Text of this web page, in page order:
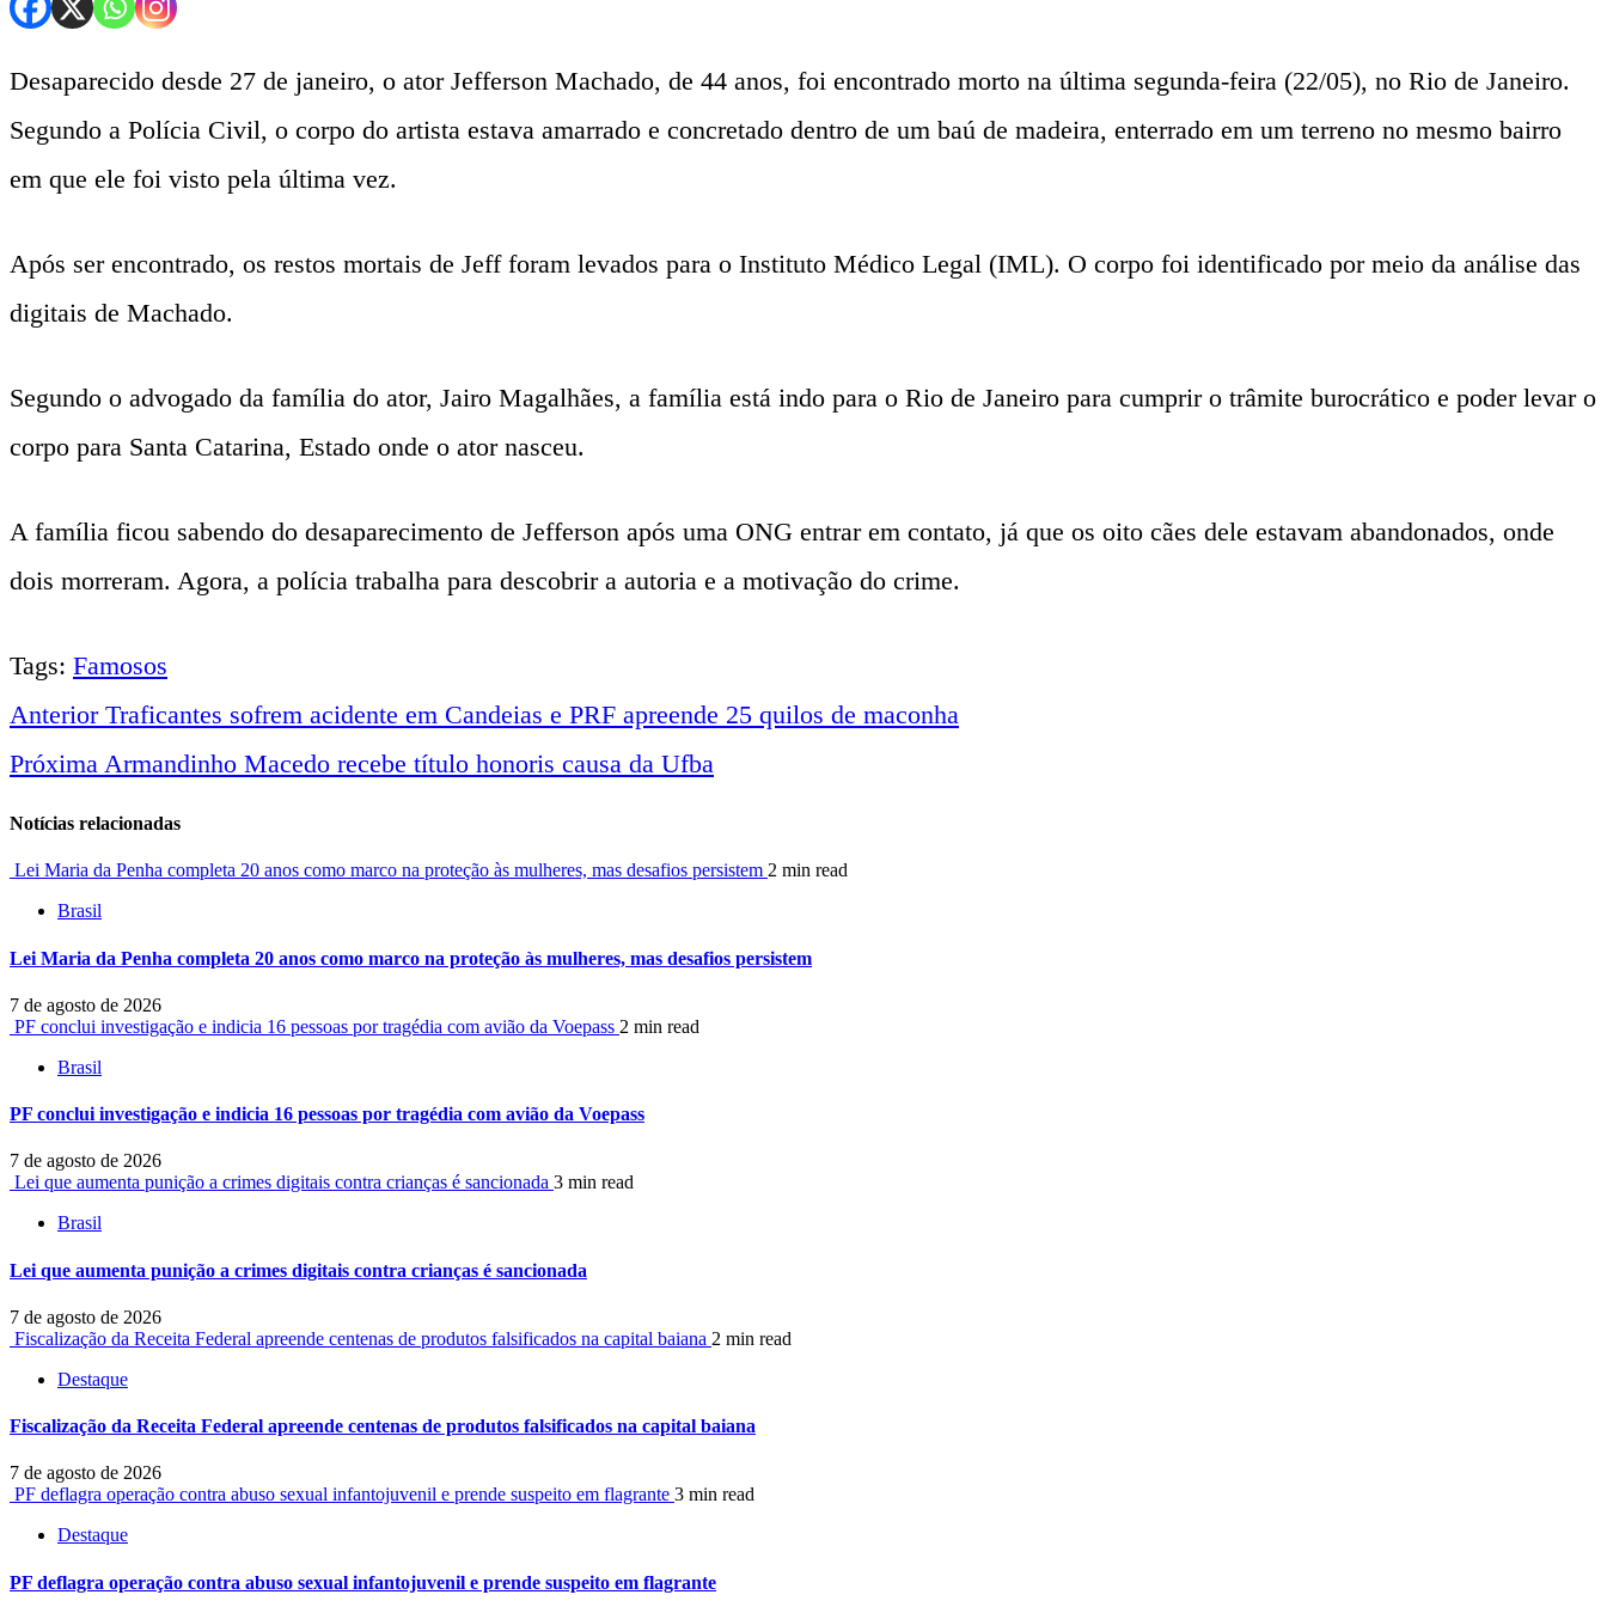
Desaparecido desde 27 de janeiro, o ator Jefferson Machado, de 44 anos, foi encontrado morto na última segunda-feira (22/05), no Rio de Janeiro.
Segundo a Polícia Civil, o corpo do artista estava amarrado e concretado dentro de um baú de madeira, enterrado em um terreno no mesmo bairro
em que ele foi visto pela última vez.
Após ser encontrado, os restos mortais de Jeff foram levados para o Instituto Médico Legal (IML). O corpo foi identificado por meio da análise das
digitais de Machado.
Segundo o advogado da família do ator, Jairo Magalhães, a família está indo para o Rio de Janeiro para cumprir o trâmite burocrático e poder levar o
corpo para Santa Catarina, Estado onde o ator nasceu.
A família ficou sabendo do desaparecimento de Jefferson após uma ONG entrar em contato, já que os oito cães dele estavam abandonados, onde
dois morreram. Agora, a polícia trabalha para descobrir a autoria e a motivação do crime.
Tags: Famosos
Navegação
notícias
AnteriorTraficantes sofrem acidente em Candeias e PRF apreende 25 quilos de maconha
Próxima Armandinho Macedo recebe título honoris causa da Ufba
Notícias relacionadas
Lei Maria da Penha completa 20 anos como marco na proteção às mulheres, mas desafios persistem 2 min read
Brasil
Lei Maria da Penha completa 20 anos como marco na proteção às mulheres, mas desafios persistem
7 de agosto de 2026
PF conclui investigação e indicia 16 pessoas por tragédia com avião da Voepass 2 min read
Brasil
PF conclui investigação e indicia 16 pessoas por tragédia com avião da Voepass
7 de agosto de 2026
Lei que aumenta punição a crimes digitais contra crianças é sancionada 3 min read
Brasil
Lei que aumenta punição a crimes digitais contra crianças é sancionada
7 de agosto de 2026
Fiscalização da Receita Federal apreende centenas de produtos falsificados na capital baiana 2 min read
Destaque
Fiscalização da Receita Federal apreende centenas de produtos falsificados na capital baiana
7 de agosto de 2026
PF deflagra operação contra abuso sexual infantojuvenil e prende suspeito em flagrante 3 min read
Destaque
PF deflagra operação contra abuso sexual infantojuvenil e prende suspeito em flagrante